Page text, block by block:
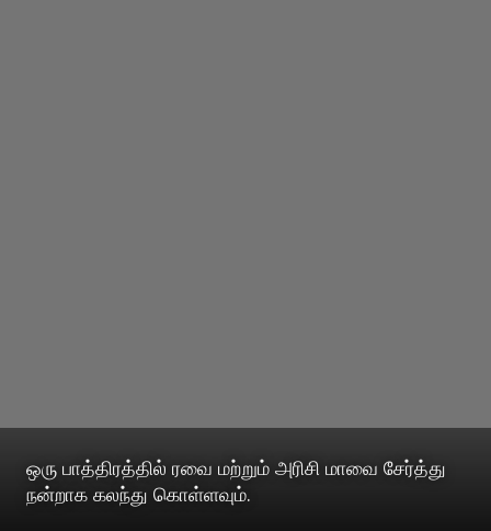
ஒரு பாத்திரத்தில் ரவை மற்றும் அரிசி மாவை சேர்த்து
நன்றாக கலந்து கொள்ளவும்.